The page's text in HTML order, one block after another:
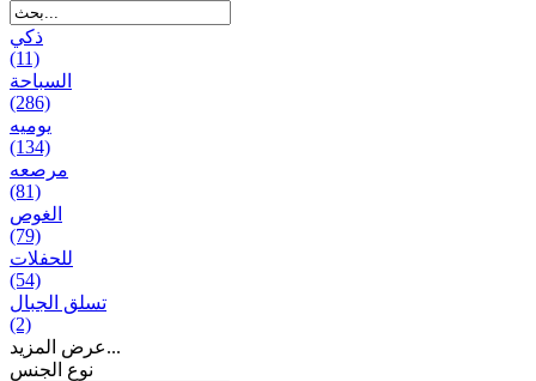
ذكي
(11)
السباحة
(286)
يومیه
(134)
مرصعه
(81)
الغوص
(79)
للحفلات
(54)
تسلق الجبال
(2)
عرض المزيد...
نوع الجنس